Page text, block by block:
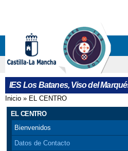
IES Los Batanes, Viso del
Se encuentra
Inicio » EL CENTRO
EL CENTRO
Bienvenidos
Datos de Contacto